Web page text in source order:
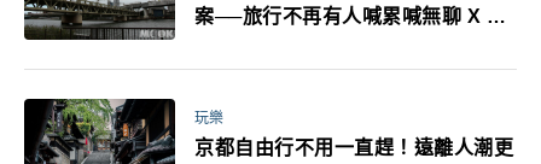
案──旅行不再有人喊累喊無聊 X 爸
玩樂
京都自由行不用一直趕！遠離人潮更